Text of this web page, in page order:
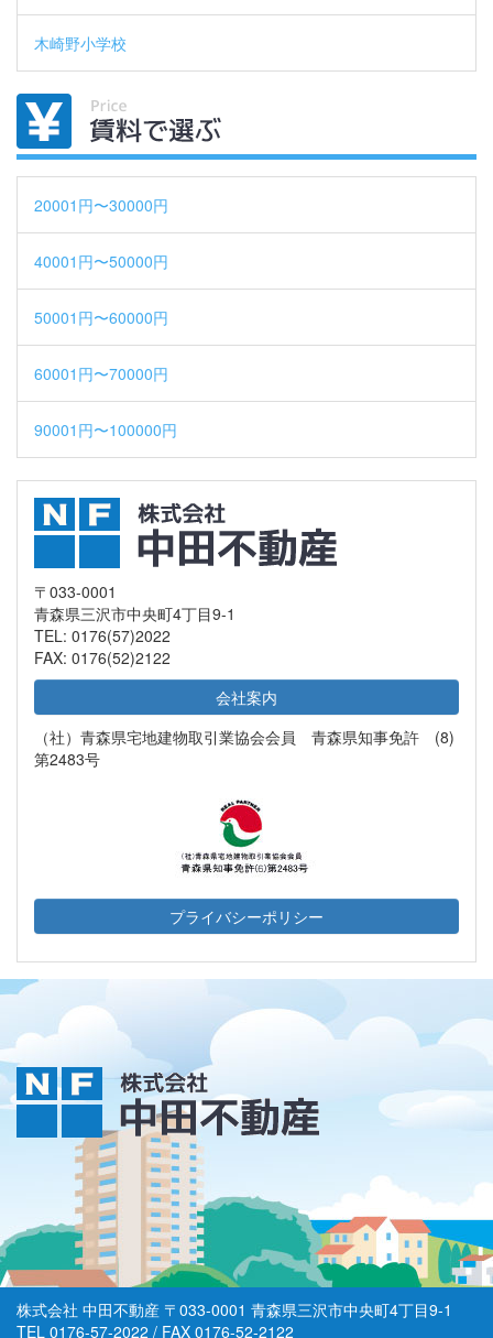
木崎野小学校
20001円〜30000円
40001円〜50000円
50001円〜60000円
60001円〜70000円
90001円〜100000円
〒033-0001
青森県三沢市中央町4丁目9-1
TEL: 0176(57)2022
FAX: 0176(52)2122
会社案内
（社）青森県宅地建物取引業協会会員 青森県知事免許 (8)
第2483号
プライバシーポリシー
株式会社 中田不動産 〒033-0001 青森県三沢市中央町4丁目9-1
TEL 0176-57-2022 / FAX 0176-52-2122